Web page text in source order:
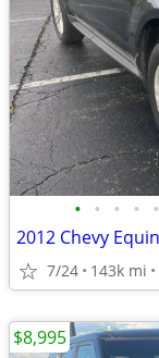
• • • • •
7/24 143k mi
$8,995